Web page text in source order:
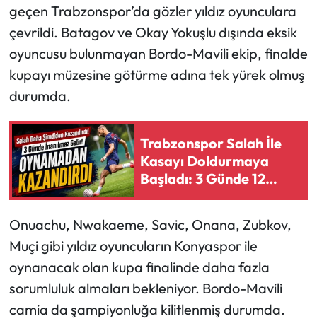
geçen Trabzonspor’da gözler yıldız oyunculara
çevrildi. Batagov ve Okay Yokuşlu dışında eksik
oyuncusu bulunmayan Bordo-Mavili ekip, finalde
kupayı müzesine götürme adına tek yürek olmuş
durumda.
Trabzonspor Salah İle
Kasayı Doldurmaya
Başladı: 3 Günde 12
Milyon Euro İddiası
Onuachu, Nwakaeme, Savic, Onana, Zubkov,
Muçi gibi yıldız oyuncuların Konyaspor ile
oynanacak olan kupa finalinde daha fazla
sorumluluk almaları bekleniyor. Bordo-Mavili
camia da şampiyonluğa kilitlenmiş durumda.
Mektup Galeri
Ekonomi
Sağlık
Turizm
Teknoloji